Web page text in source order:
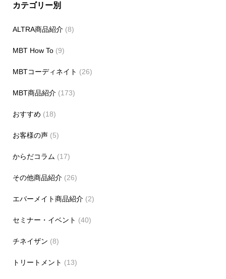
カテゴリー別
ALTRA商品紹介(8)
MBT How To(9)
MBTコーディネイト (26)
MBT商品紹介(173)
おすすめ (18)
お客様の声(5)
からだコラム (17)
その他商品紹介(26)
エバーメイト商品紹介(2)
セミナー・イベント (40)
チネイザン (8)
トリートメント (13)